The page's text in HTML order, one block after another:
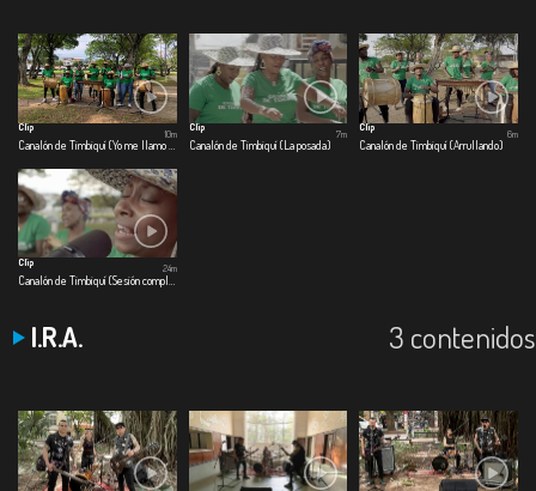
Clip
10m
Clip
Canalón de Timbiquí (La posada)
7m
Clip
Canalón de Timbiquí (Arrullando)
6m
Clip
24m
I.R.A. 3 contenidos